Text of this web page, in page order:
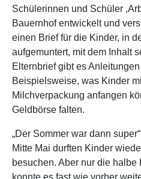
Schülerinnen und Schüler
Bauernhof entwickelt und
einen Brief für die Kinder, in
aufgemuntert, mit dem Inhalt
Elternbrief gibt es
Beispielsweise, was Kinder
Milchverpackung anfangen
Geldbörse falten.
„Der Sommer war dann
Mitte Mai durften Kinder
besuchen. Aber nur die halbe
konnte es fast wie vorher